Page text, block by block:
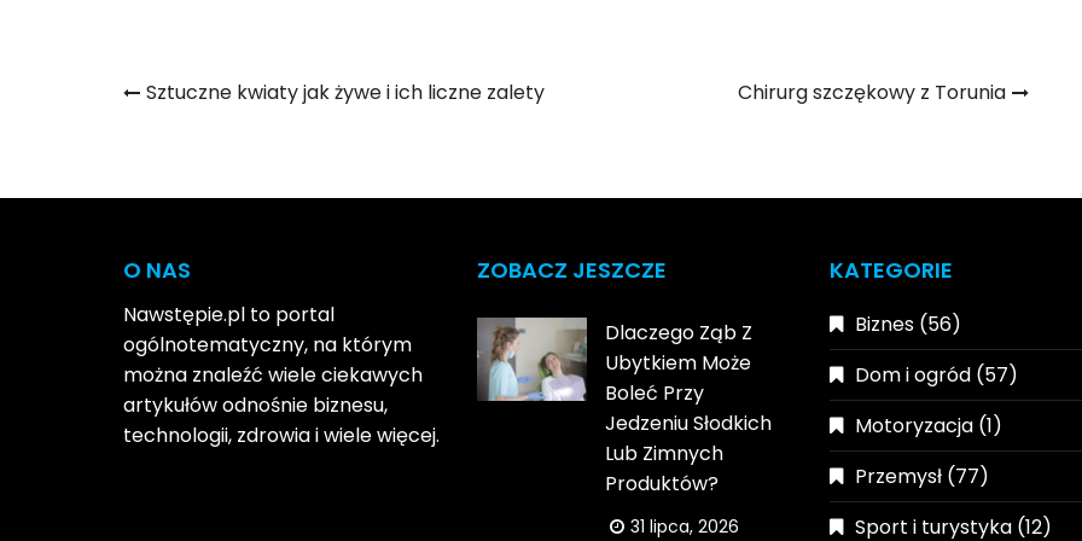
Nawigacja
Sztuczne kwiaty jak żywe i ich liczne zalety Chirurg szczękowy z Torunia
O NAS
Nawstępie.pl to portal
ogólnotematyczny, na którym
można znaleźć wiele ciekawych
artykułów odnośnie biznesu,
technologii, zdrowia i wiele więcej.
ZOBACZ JESZCZE
Dlaczego Ząb Z
Ubytkiem Może
Boleć Przy
Jedzeniu Słodkich
Lub Zimnych
Produktów?
31 lipca, 2026
KATEGORIE
Biznes (56)
Dom i ogród (57)
Motoryzacja (1)
Przemysł (77)
Sport i turystyka (12)